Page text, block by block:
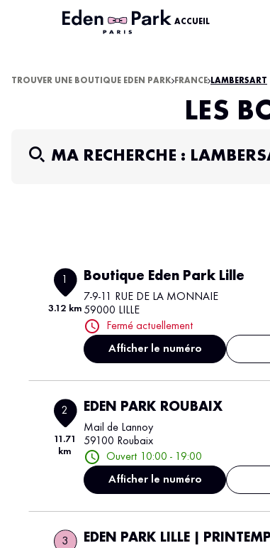
ACCUEIL
TROUVER UNE BOUTIQUE EDEN PARK FRANCE LAMBERSART
LES
MA RECHERCHE :
3.12 km
Boutique Eden Park Lille
7-9-11 RUE DE LA MONNAIE
59000 LILLE
Fermé actuellement
Afficher le numéro
2
11.71
km
EDEN PARK ROUBAIX
Mail de Lannoy
59100 Roubaix
Ouvert 10:00 - 19:00
Afficher le numéro
3 EDEN PARK LILLE |